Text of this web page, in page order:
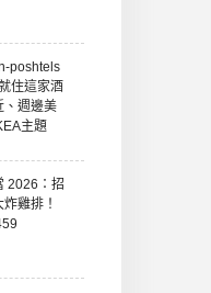
poshtels
住這家酒
、週邊美
主題
2026：招
雞排！